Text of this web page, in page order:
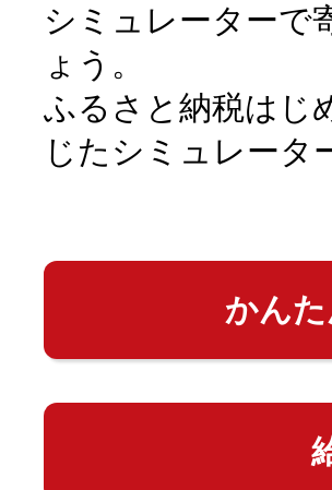
シミュレーターで
ょう。
ふるさと納税はじ
じたシミュレータ
かん